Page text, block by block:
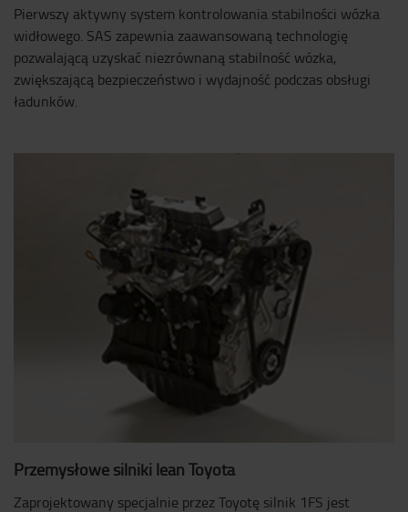
Pierwszy aktywny system kontrolowania stabilności wózka
widłowego. SAS zapewnia zaawansowaną technologię
pozwalającą uzyskać niezrównaną stabilność wózka,
zwiększającą bezpieczeństwo i wydajność podczas obsługi
ładunków.
Przemysłowe silniki lean Toyota
Zaprojektowany specjalnie przez Toyotę silnik 1FS jest